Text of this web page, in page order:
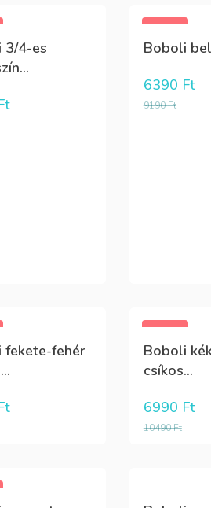
3/4-es
Boboli
9190Ft
6390 Ft
fekete-fehér
Boboli
csíkos...
10490Ft
6990 Ft